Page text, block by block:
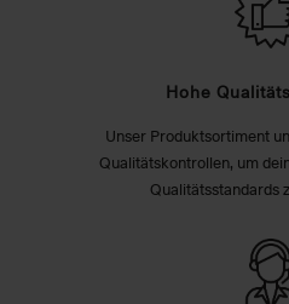
Hohe
Unser Produktsortiment
Qualitätskontrollen, um
Qualitätsstandards